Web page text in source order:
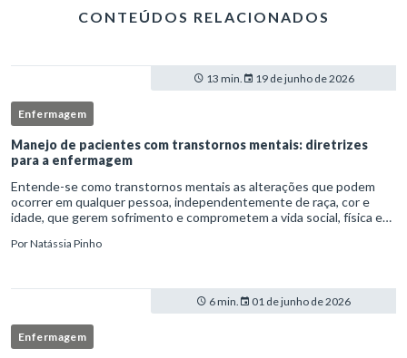
CONTEÚDOS RELACIONADOS
13 min. 19 de junho de 2026
Enfermagem
Manejo de pacientes com transtornos mentais: diretrizes
para a enfermagem
Entende-se como transtornos mentais as alterações que podem
ocorrer em qualquer pessoa, independentemente de raça, cor e
idade, que gerem sofrimento e comprometem a vida social, física e
PorNatássia Pinho
6 min. 01 de junho de 2026
Enfermagem